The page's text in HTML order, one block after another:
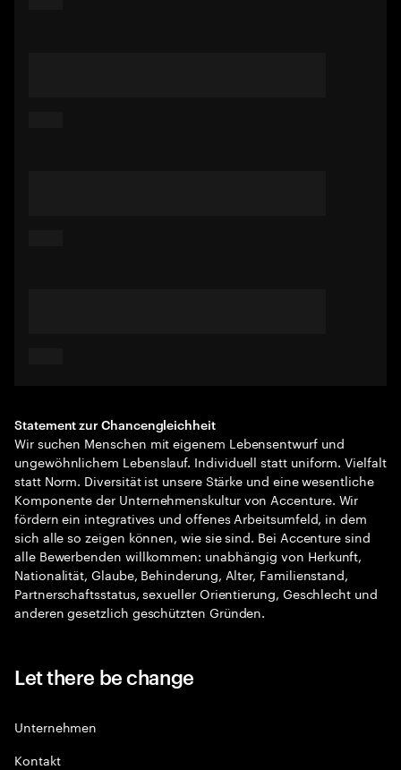
Statement zur Chancengleichheit
Wir suchen Menschen mit eigenem Lebensentwurf und
ungewöhnlichem Lebenslauf. Individuell statt uniform. Vielfalt
statt Norm. Diversität ist unsere Stärke und eine wesentliche
Komponente der Unternehmenskultur von Accenture. Wir
fördern ein integratives und offenes Arbeitsumfeld, in dem
sich alle so zeigen können, wie sie sind. Bei Accenture sind
alle Bewerbenden willkommen: unabhängig von Herkunft,
Nationalität, Glaube, Behinderung, Alter, Familienstand,
Partnerschaftsstatus, sexueller Orientierung, Geschlecht und
anderen gesetzlich geschützten Gründen.
Let there be change
Unternehmen
Kontakt